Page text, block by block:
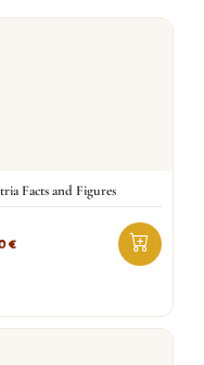
Facts and Figures
€